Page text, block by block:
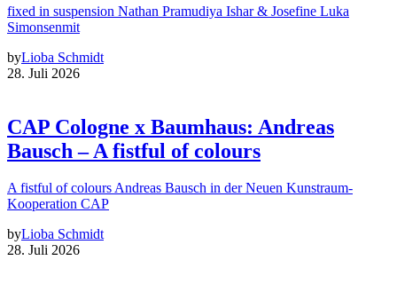
fixed in suspension Nathan Pramudiya Ishar & Josefine Luka
Simonsenmit
byLioba Schmidt
28. Juli 2026
CAP Cologne x Baumhaus: Andreas
Bausch – A fistful of colours
A fistful of colours Andreas Bausch in der Neuen Kunstraum-
Kooperation CAP
byLioba Schmidt
28. Juli 2026